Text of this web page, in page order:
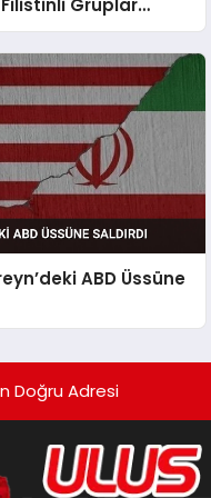
Gruplar
ABD Üssüne
Doğru Adresi